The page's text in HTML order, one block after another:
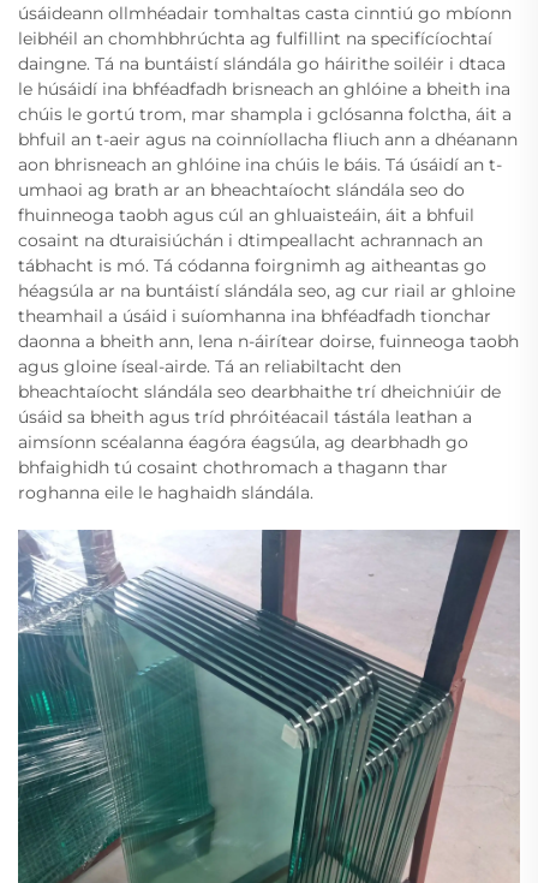
úsáideann ollmhéadair tomhaltas casta cinntiú go mbíonn
leibhéil an chomhbhrúchta ag fulfillint na specifícíochtaí
daingne. Tá na buntáistí slándála go háirithe soiléir i dtaca
le húsáidí ina bhféadfadh brisneach an ghlóine a bheith ina
chúis le gortú trom, mar shampla i gclósanna folctha, áit a
bhfuil an t-aeir agus na coinníollacha fliuch ann a dhéanann
aon bhrisneach an ghlóine ina chúis le báis. Tá úsáidí an t-
umhaoi ag brath ar an bheachtaíocht slándála seo do
fhuinneoga taobh agus cúl an ghluaisteáin, áit a bhfuil
cosaint na dturaisiúchán i dtimpeallacht achrannach an
tábhacht is mó. Tá códanna foirgnimh ag aitheantas go
héagsúla ar na buntáistí slándála seo, ag cur riail ar ghloine
theamhail a úsáid i suíomhanna ina bhféadfadh tionchar
daonna a bheith ann, lena n-áirítear doirse, fuinneoga taobh
agus gloine íseal-airde. Tá an reliabiltacht den
bheachtaíocht slándála seo dearbhaithe trí dheichniúir de
úsáid sa bheith agus tríd phróitéacail tástála leathan a
aimsíonn scéalanna éagóra éagsúla, ag dearbhadh go
bhfaighidh tú cosaint chothromach a thagann thar
roghanna eile le haghaidh slándála.